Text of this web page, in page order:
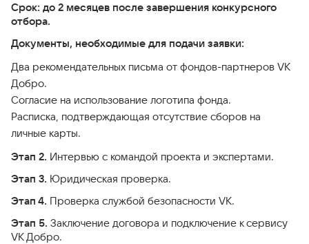
Срок: до 2 месяцев после завершения конкурсного
отбора.
Документы, необходимые для подачи заявки:
Два рекомендательных письма от фондов-партнеров VK
Добро.
Согласие на использование логотипа фонда.
Расписка, подтверждающая отсутствие сборов на
личные карты.
Этап 2. Интервью с командой проекта и экспертами.
Этап 3. Юридическая проверка.
Этап 4. Проверка службой безопасности VK.
Этап 5. Заключение договора и подключение к сервису
VK Добро.